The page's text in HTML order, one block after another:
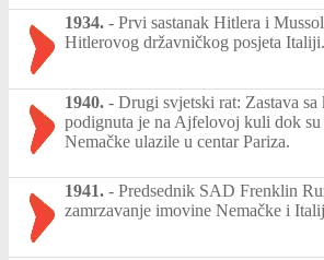
1934. - Prvi sastanak Hitlera i
Hitlerovog državničkog posjeta Italiji.
1940. - Drugi svjetski rat: Zastava
podignuta je na Ajfelovoj kuli dok su
Nemačke ulazile u centar Pariza.
1941. - Predsednik SAD Frenklin
zamrzavanje imovine Nemačke i